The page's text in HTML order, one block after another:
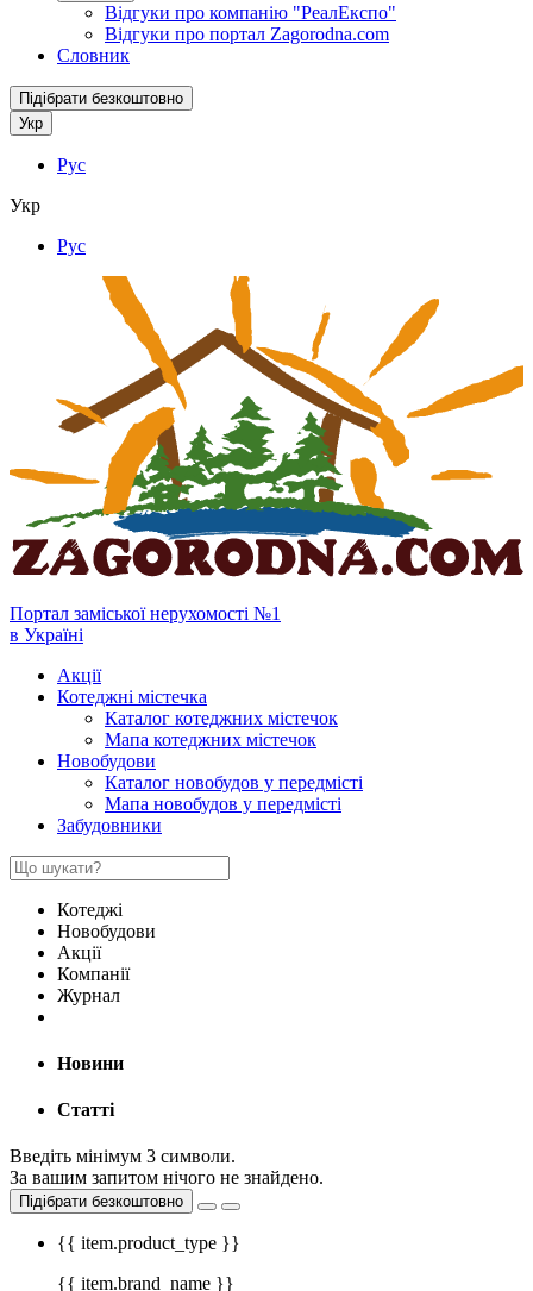
Відгуки про компанію "РеалЕкспо"
Відгуки про портал Zagorodna.com
Словник
Підібрати безкоштовно
Укр
Рус
Укр
Рус
Портал заміської нерухомості №1
в Україні
Акції
Котеджні містечка
Каталог котеджних містечок
Мапа котеджних містечок
Новобудови
Каталог новобудов у передмісті
Мапа новобудов у передмісті
Забудовники
Котеджі
Новобудови
Акції
Компанії
Журнал
Новини
Статті
Введіть мінімум 3 символи.
За вашим запитом нічого не знайдено.
Підібрати безкоштовно
{{ item.product_type }}
{{ item.brand_name }}